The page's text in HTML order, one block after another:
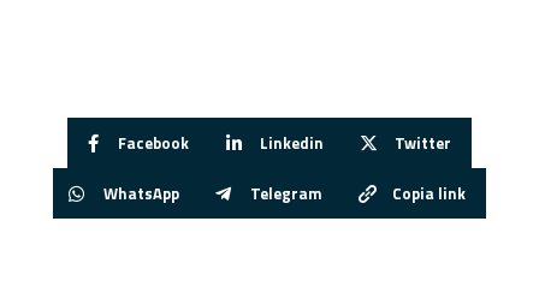
Facebook Linkedin Twitter
WhatsApp Telegram Copia link